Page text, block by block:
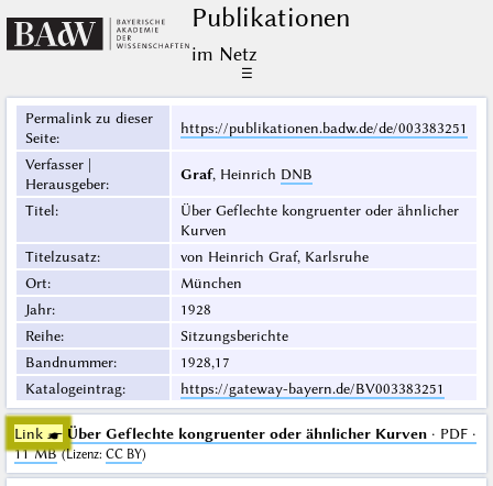
Publikationen
im Netz
☰
Permalink zu dieser
Seite:
https://publikationen.badw.de/de/003383251
Verfasser |
Herausgeber:
Graf, Heinrich DNB
Titel:
Über Geflechte kongruenter oder ähnlicher
Kurven
Titelzusatz:
von Heinrich Graf, Karlsruhe
Ort:
München
Jahr:
1928
Reihe:
Sitzungsberichte
Bandnummer:
1928,17
Katalogeintrag: https://gateway-bayern.de/BV003383251
Link ☛ Über Geflechte kongruenter oder ähnlicher Kurven· PDF ·
11 MB (Lizenz: CC BY)